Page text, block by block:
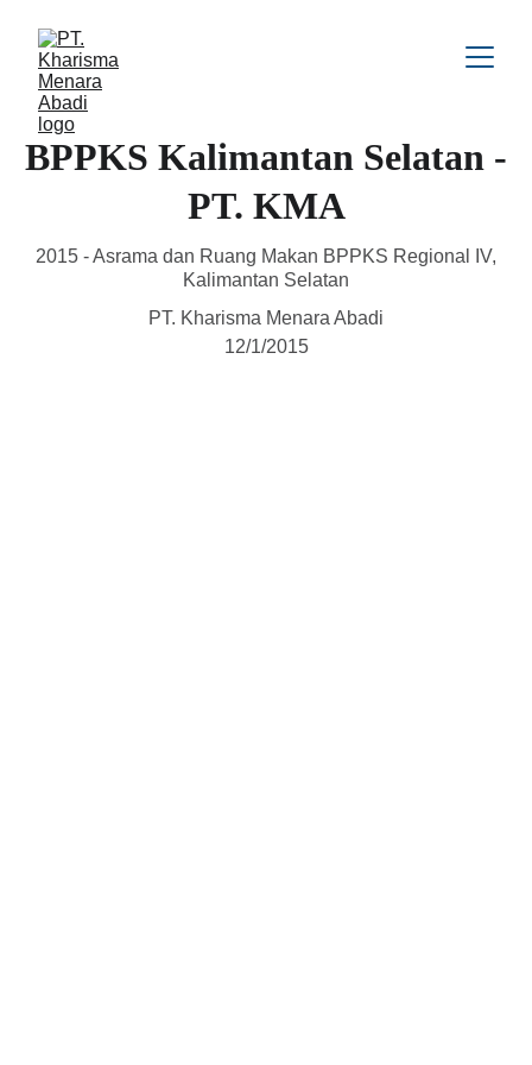
BPPKS Kalimantan Selatan -
PT. KMA
2015 - Asrama dan Ruang Makan BPPKS Regional IV,
Kalimantan Selatan
PT. Kharisma Menara Abadi
12/1/2015